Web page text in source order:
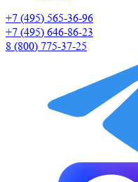
+7 (495) 565-36-96
+7 (495) 646-86-23
8 (800) 775-37-25